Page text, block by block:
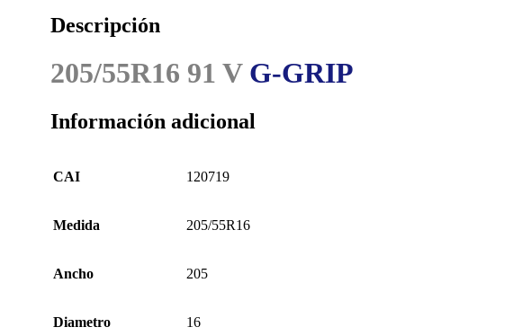
Descripción
205/55R16 91 V G-GRIP
Información adicional
CAI 120719
Medida 205/55R16
Ancho 205
Diametro 16